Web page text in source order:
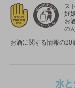
ス
妊
お
の
お酒に関する情報の20